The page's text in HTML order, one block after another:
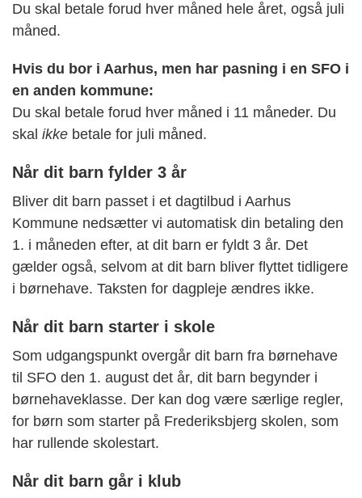
Du skal betale forud hver måned hele året, også juli
måned.
Hvis du bor i Aarhus, men har pasning i en SFO i
en anden kommune:
Du skal betale forud hver måned i 11 måneder. Du
skal ikke betale for juli måned.
Når dit barn fylder 3 år
Bliver dit barn passet i et dagtilbud i Aarhus
Kommune nedsætter vi automatisk din betaling den
1. i måneden efter, at dit barn er fyldt 3 år. Det
gælder også, selvom at dit barn bliver flyttet tidligere
i børnehave. Taksten for dagpleje ændres ikke.
Når dit barn starter i skole
Som udgangspunkt overgår dit barn fra børnehave
til SFO den 1. august det år, dit barn begynder i
børnehaveklasse. Der kan dog være særlige regler,
for børn som starter på Frederiksbjerg skolen, som
har rullende skolestart.
Når dit barn går i klub